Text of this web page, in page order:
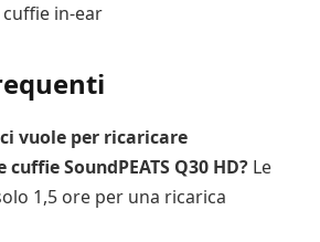
in-ear
vuole per ricaricare
SoundPEATS Q30 HD? Le
1,5 ore per una ricarica